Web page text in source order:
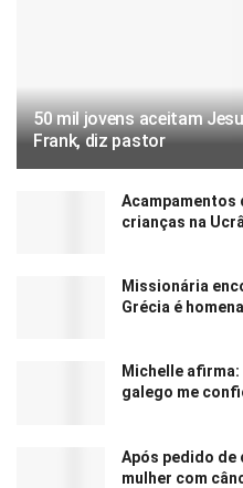
50 mil jovens aceitam
Frank, diz pastor
Acampamentos
crianças na
Missionária
Grécia é
Michelle afirma:
galego me
Após pedido de
mulher com